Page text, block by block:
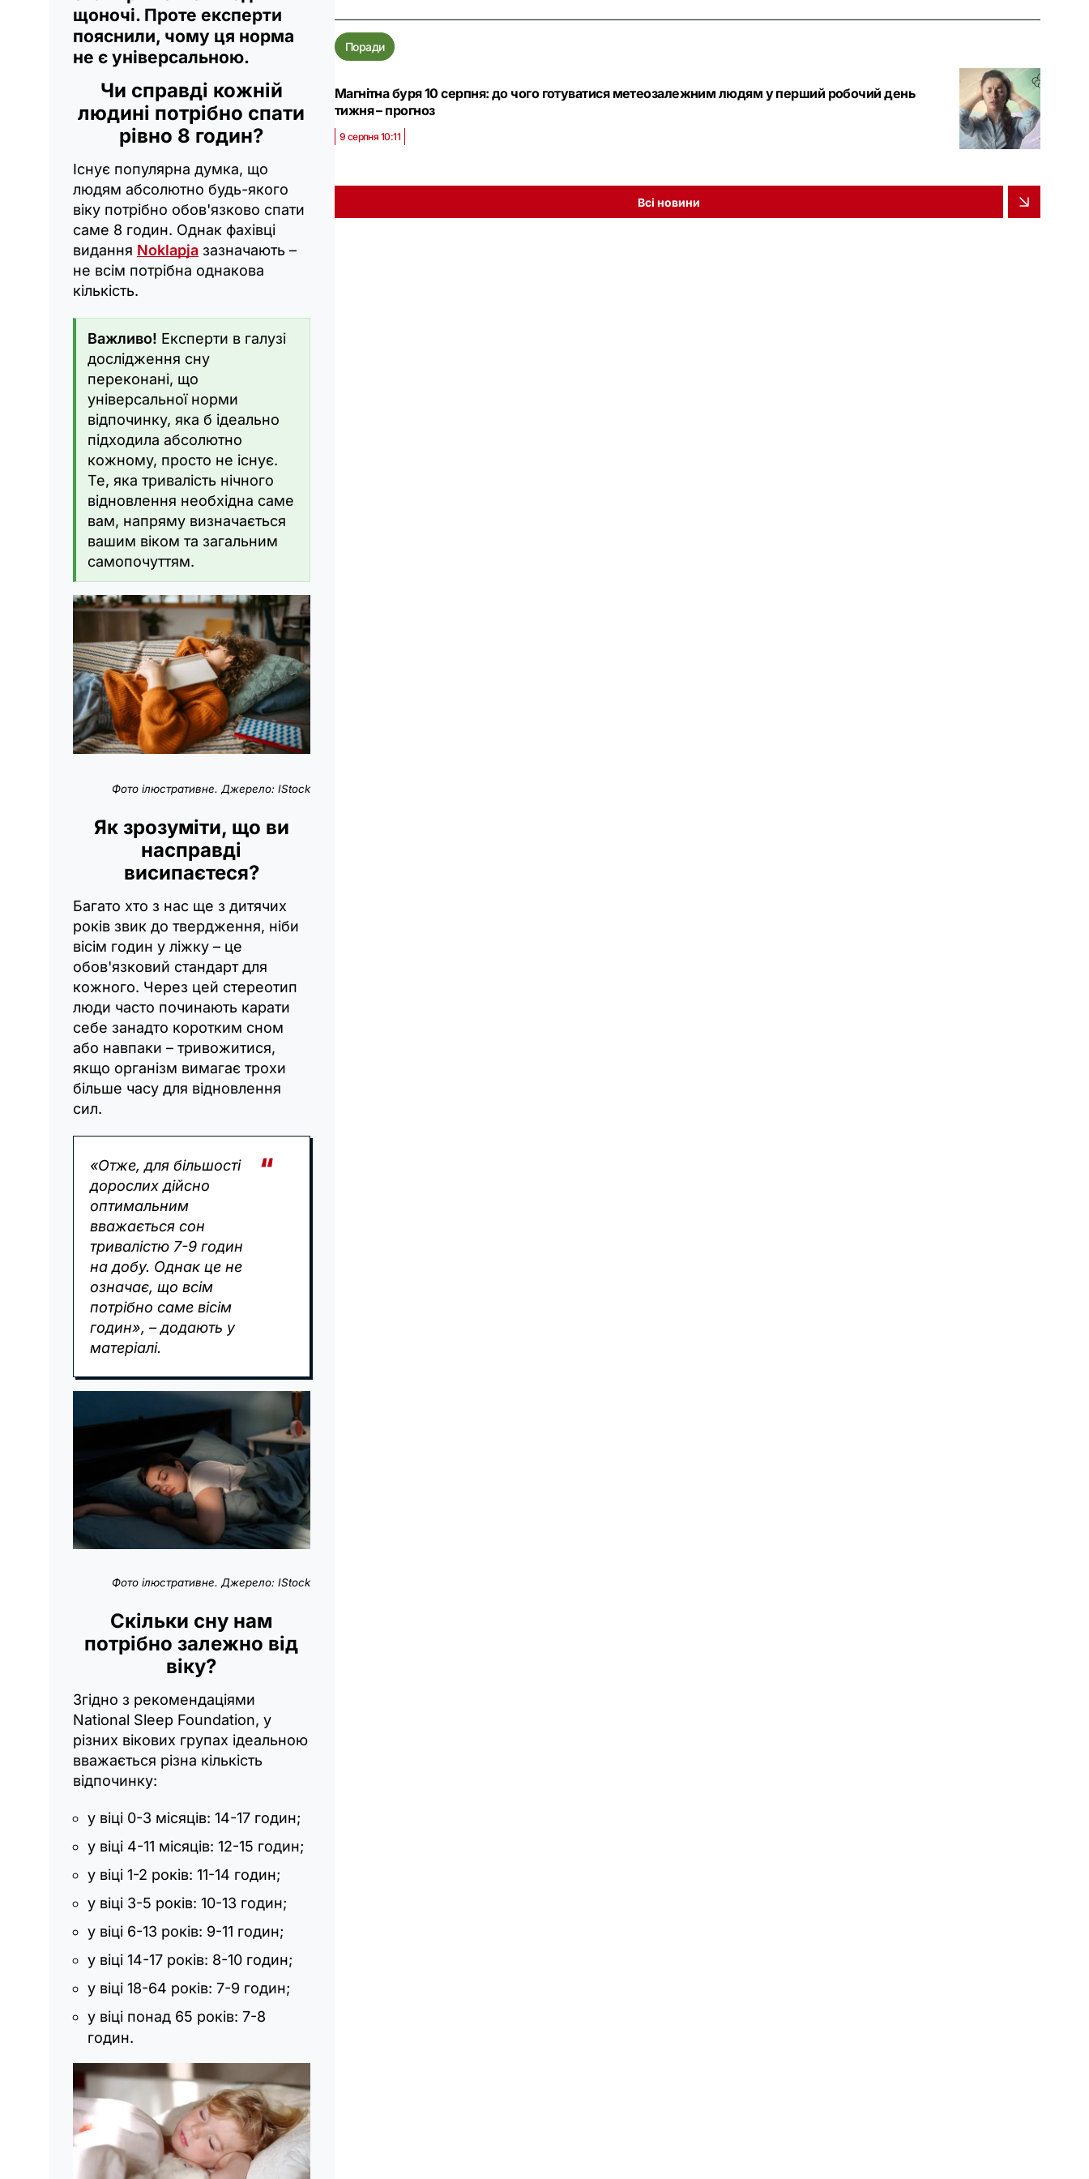
щоночі. Проте експерти
пояснили, чому ця норма
не є універсальною.
Чи справді кожній
людині потрібно спати
рівно 8 годин?
Існує популярна думка, що
людям абсолютно будь-якого
віку потрібно обов'язково спати
саме 8 годин. Однак фахівці
видання Noklapja зазначають –
не всім потрібна однакова
кількість.
Важливо! Експерти в галузі
дослідження сну
переконані, що
універсальної норми
відпочинку, яка б ідеально
підходила абсолютно
кожному, просто не існує.
Те, яка тривалість нічного
відновлення необхідна саме
вам, напряму визначається
вашим віком та загальним
самопочуттям.
Фото ілюстративне. Джерело: IStock
Як зрозуміти, що ви
насправді
висипаєтеся?
Багато хто з нас ще з дитячих
років звик до твердження, ніби
вісім годин у ліжку – це
обов'язковий стандарт для
кожного. Через цей стереотип
люди часто починають карати
себе занадто коротким сном
або навпаки – тривожитися,
якщо організм вимагає трохи
більше часу для відновлення
сил.
«Отже, для більшості
дорослих дійсно
оптимальним
вважається сон
тривалістю 7-9 годин
на добу. Однак це не
означає, що всім
потрібно саме вісім
годин», – додають у
матеріалі.
Фото ілюстративне. Джерело: IStock
Скільки сну нам
потрібно залежно від
віку?
Згідно з рекомендаціями
National Sleep Foundation, у
різних вікових групах ідеальною
вважається різна кількість
відпочинку:
у віці 0-3 місяців: 14-17 годин;
у віці 4-11 місяців: 12-15 годин;
у віці 1-2 років: 11-14 годин;
у віці 3-5 років: 10-13 годин;
у віці 6-13 років: 9-11 годин;
у віці 14-17 років: 8-10 годин;
у віці 18-64 років: 7-9 годин;
у віці понад 65 років: 7-8
годин.
Поради
Магнітна буря 10 серпня: до чого готуватися метеозалежним людям у перший робочий день
тижня – прогноз
9 серпня 10:11
Всі новини